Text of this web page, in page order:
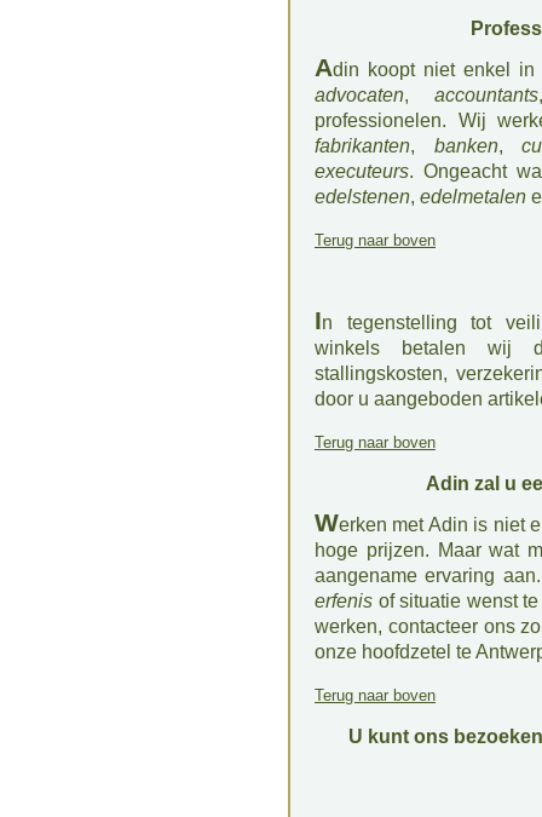
Adin koopt niet enkel
advocaten,accountants
professionelen. Wij
fabrikanten, banken,
executeurs. Ongeacht
edelstenen, edelmetalen
Terug naar boven
In tegenstelling tot
winkels betalen wij
stallingskosten,
door u aangeboden
Terug naar boven
Adin zal u
Werken met Adin is niet
hoge prijzen. Maar wat
aangename ervaring
erfenis of situatie wenst
werken, contacteer ons
onze hoofdzetel te
Terug naar boven
U kunt ons